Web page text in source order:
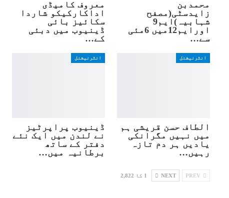
محمدبن
زایدسٹی(مصفح
شہابیہ)ایم9
اورایم12میں 6مئی
سے…
معروف کامیڈی
اداکارکیکو شاردا
سکائیز بائی
ڈینیوب میں دبئی
کے…
انٹرنیشنل
الطاف حسن قریشی ہم
میں نہیں مگرانکی
یادیں ہر دم تازہ
رہیں…
انٹرنیشنل
ڈینیوب پراپرٹیز
نے لندن میں ایک نئے
دفتر کے ساتھ
برطانیہ میں…
NEXT 1 کا 2,822